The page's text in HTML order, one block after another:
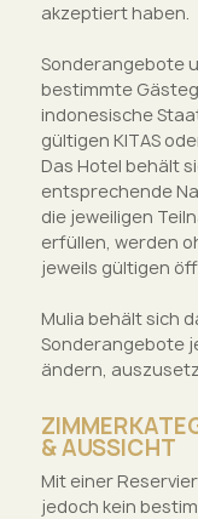
akzeptiert haben.
Sonderangebote
bestimmte
indonesische
gültigen KITAS
Das Hotel behält
entsprechende
die jeweiligen
erfüllen, werden
jeweils gültigen
Mulia behält sich
Sonderangebote
ändern,
& AUSSICHT
Mit einer
jedoch kein